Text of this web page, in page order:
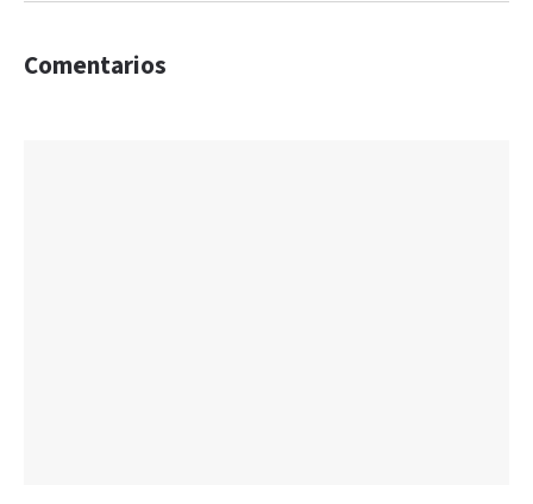
Comentarios